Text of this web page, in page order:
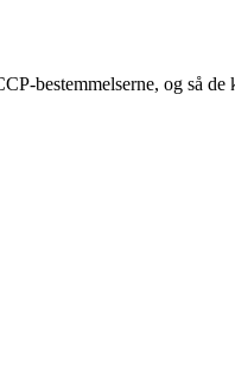
bestemmelserne, og så